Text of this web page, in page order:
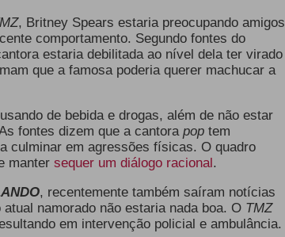
, Britney Spears estaria preocupando amigos
comportamento. Segundo fontes do
estaria debilitada ao nível dela ter virado
que a famosa poderia querer machucar a
de bebida e drogas, além de não estar
fontes dizem que a cantora poptem
culminar em agressões físicas. O quadro
manter sequer um diálogo racional.
, recentemente também saíram notícias
atual namorado não estaria nada boa. O TMZ
em intervenção policial e ambulância.